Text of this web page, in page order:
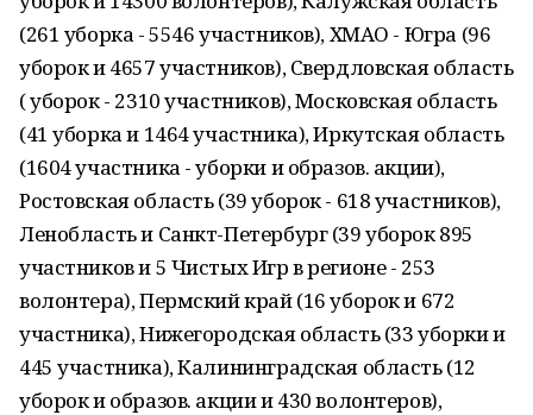
(261 уборка - 5546 участников), ХМАО - Югра (96
уборок и 4657 участников), Свердловская область
( уборок - 2310 участников), Московская область
(41 уборка и 1464 участника), Иркутская область
(1604 участника - уборки и образов. акции),
Ростовская область (39 уборок - 618 участников),
Ленобласть и Санкт-Петербург (39 уборок 895
участников и 5 Чистых Игр в регионе - 253
волонтера), Пермский край (16 уборок и 672
участника), Нижегородская область (33 уборки и
445 участника), Калининградская область (12
уборок и образов. акции и 430 волонтеров),